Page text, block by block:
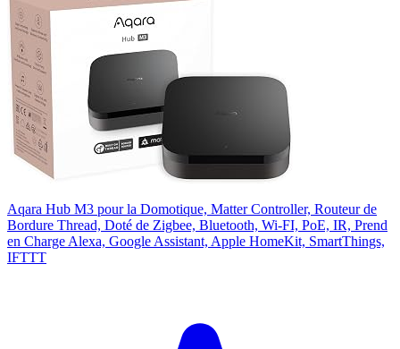
Aqara Hub M3 pour la Domotique, Matter Controller, Routeur de
Bordure Thread, Doté de Zigbee, Bluetooth, Wi-FI, PoE, IR, Prend
en Charge Alexa, Google Assistant, Apple HomeKit, SmartThings,
IFTTT